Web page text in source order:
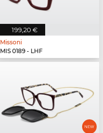
199,20 €
Missoni
MIS 0189 - LHF